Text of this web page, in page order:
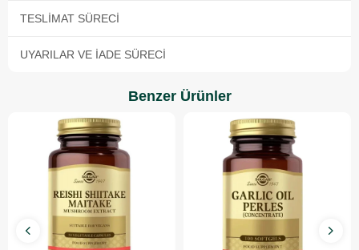
TESLIMAT SÜRECI
UYARILAR VE İADE SÜRECI
Benzer Ürünler